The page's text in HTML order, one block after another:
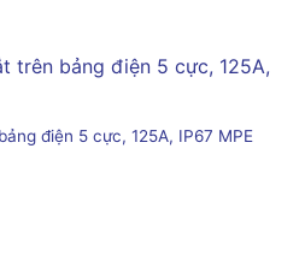
điện 5 cực, 125A, IP67 MPE